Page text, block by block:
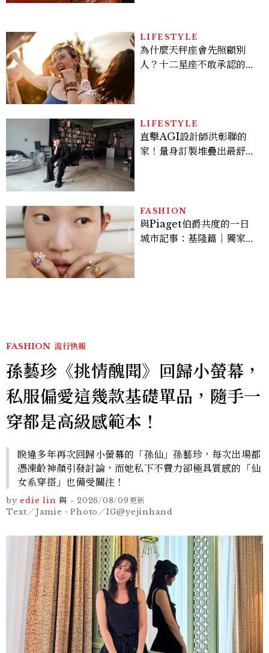
LIFESTYLE
為什麼天秤座會先照顧別
人？十二星座不敢承認的一
LIFESTYLE
直擊AGI設計師洪彰聯的
家！量身訂製堆疊出最舒適
FASHION
與Piaget伯爵共度的一日
城市記事：基隆篇｜獨家影
FASHION 流行快報
孫藝珍《挑情醜聞》回歸小螢幕，
私服偏愛這幾款基礎單品，隨手一
穿都是高級感範本！
睽違多年再次回歸小螢幕的「孫仙」孫藝珍，每次出場都
憑凍齡神顏引發討論，而她私下不費力卻極具質感的「仙
女系穿搭」也備受關注！
by edie lin 與 - 2026/08/09更新
Text／Jamie、Photo／IG@yejinhand